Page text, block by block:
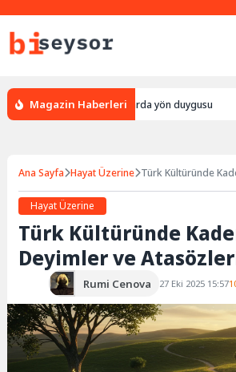
Magazin Haberleri
bulması, hayvanlarda yön duygusu
Ana Sayfa Hayat Üzerine Türk Kültüründe
Hayat Üzerine
Türk Kültüründe
Deyimler ve
Rumi Cenova 27 Eki 2025 15:57